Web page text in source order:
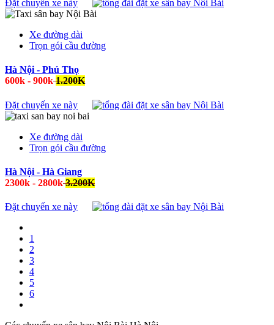
Đặt chuyến xe này
Xe đường dài
Trọn gói cầu đường
Hà Nội - Phú Thọ
600k - 900k 1.200K
Đặt chuyến xe này
Xe đường dài
Trọn gói cầu đường
Hà Nội - Hà Giang
2300k - 2800k 3.200K
Đặt chuyến xe này
1
2
3
4
5
6